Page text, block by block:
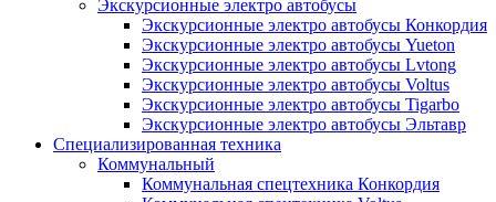
Экскурсионные электро автобусы
Экскурсионные электро автобусы Конкордия
Экскурсионные электро автобусы Yueton
Экскурсионные электро автобусы Lvtong
Экскурсионные электро автобусы Voltus
Экскурсионные электро автобусы Tigarbo
Экскурсионные электро автобусы Эльтавр
Специализированная техника
Коммунальный
Коммунальная спецтехника Конкордия